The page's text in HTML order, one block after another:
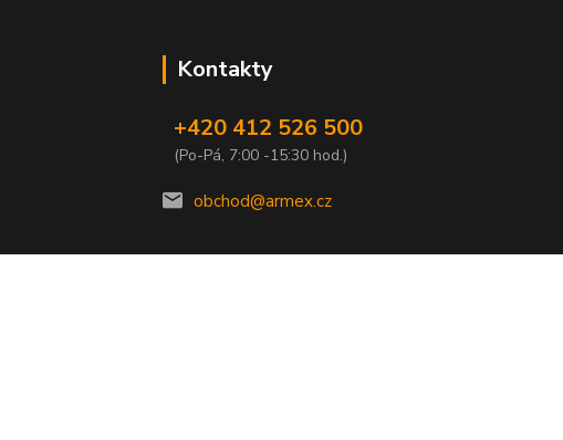
Kontakty
+420 412 526 500
(Po-Pá, 7:00 -15:30 hod.)
obchod@armex.cz